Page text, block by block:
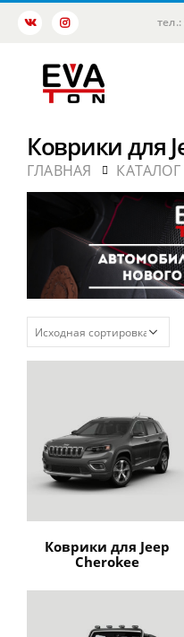
тел.:
Коврики для
ГЛАВНАЯ КАТАЛОГ
Коврики для Jeep
Cherokee